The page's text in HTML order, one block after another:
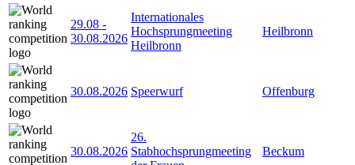
29.08 -
30.08.2026
Internationales
Hochsprungmeeting
Heilbronn
Heilbronn
30.08.2026 Speerwurf Offenburg
30.08.2026
26.
Stabhochsprungmeeting
Beckum